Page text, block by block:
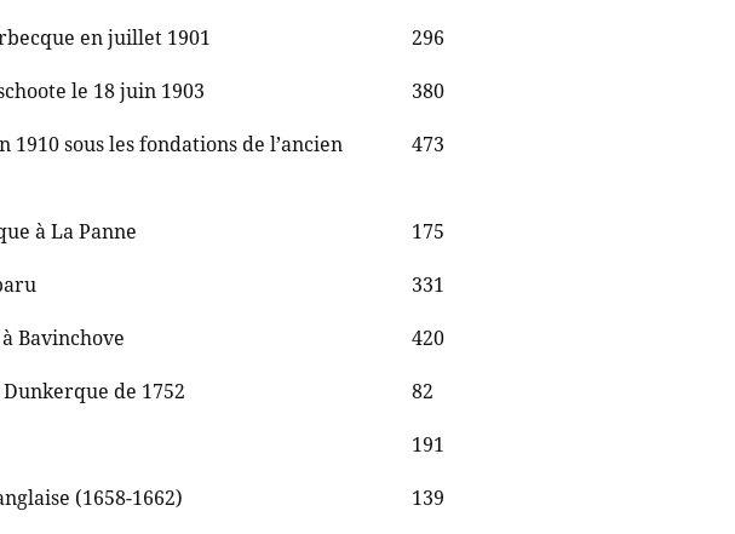
en juillet 1901
296
le 18 juin 1903
380
sous les fondations de l’ancien
473
à La Panne
175
331
Bavinchove
420
de 1752
82
191
(1658-1662)
139